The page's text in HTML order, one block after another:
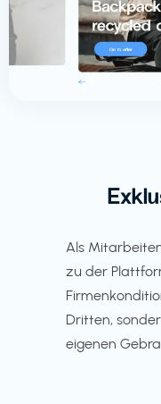
Als
zu der
Dritten,
eigenen